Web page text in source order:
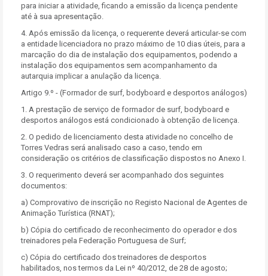
para iniciar a atividade, ficando a emissão da licença pendente
até à sua apresentação.
4. Após emissão da licença, o requerente deverá articular-se com
a entidade licenciadora no prazo máximo de 10 dias úteis, para a
marcação do dia de instalação dos equipamentos, podendo a
instalação dos equipamentos sem acompanhamento da
autarquia implicar a anulação da licença.
Artigo 9.º - (Formador de surf, bodyboard e desportos análogos)
1. A prestação de serviço de formador de surf, bodyboard e
desportos análogos está condicionado à obtenção de licença.
2. O pedido de licenciamento desta atividade no concelho de
Torres Vedras será analisado caso a caso, tendo em
consideração os critérios de classificação dispostos no Anexo I.
3. O requerimento deverá ser acompanhado dos seguintes
documentos:
a) Comprovativo de inscrição no Registo Nacional de Agentes de
Animação Turística (RNAT);
b) Cópia do certificado de reconhecimento do operador e dos
treinadores pela Federação Portuguesa de Surf;
c) Cópia do certificado dos treinadores de desportos
habilitados, nos termos da Lei nº 40/2012, de 28 de agosto;